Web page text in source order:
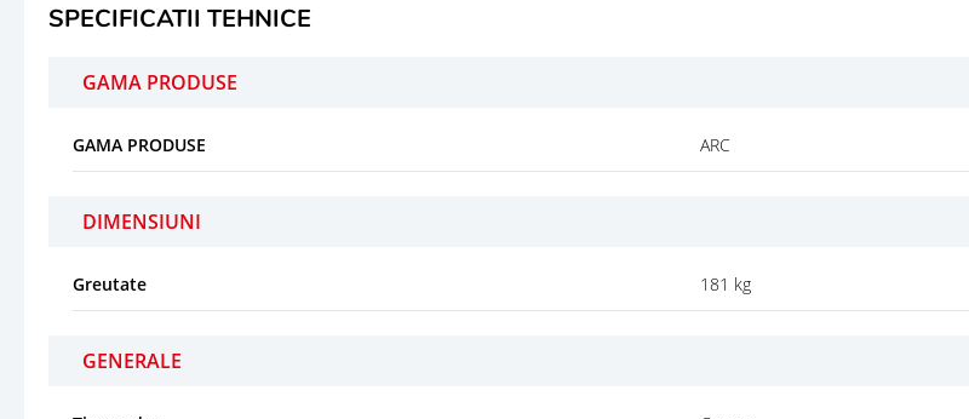
SPECIFICATII TEHNICE
GAMA PRODUSE
GAMA PRODUSE ARC
DIMENSIUNI
Greutate 181 kg
GENERALE